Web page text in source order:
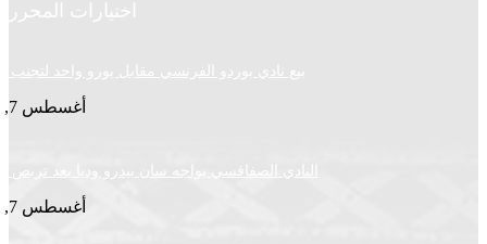
اختيارات المحرر
بيع نادي بوردو الفرنسي مقابل يورو واحد لتجنب الإغلاق
أغسطس 7, 2026
النادي الصفاقسي يواجه سان بيدرو وديا بعد تربص سوسة
أغسطس 7, 2026